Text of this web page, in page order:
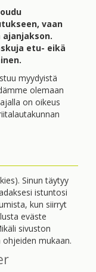
vaan
etu- eikä
myydyistä
olemaan
on oikeus
Sinun täytyy
istuntosi
kun siirryt
eväste
sivuston
mukaan.